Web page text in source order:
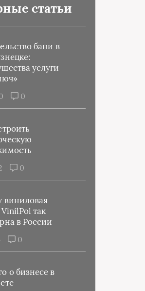
статьи
бани в
услуги
0
0
виниловая
так
в России
0
о бизнесе в